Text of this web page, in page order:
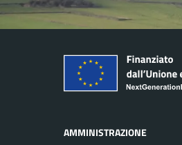
AMMINISTRAZIONE